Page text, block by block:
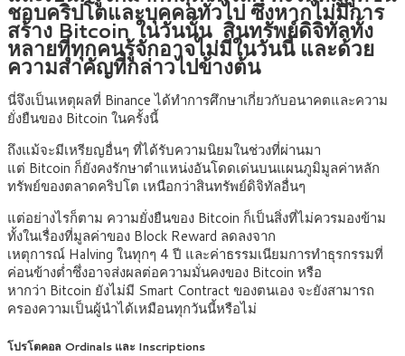
ชอบคริปโตและบุคคลทั่วไป ซึ่งหากไม่มีการ
สร้าง Bitcoin ในวันนั้น สินทรัพย์ดิจิทัลทั้ง
หลายที่ทุกคนรู้จักอาจไม่มีในวันนี้ และด้วย
ความสำคัญที่กล่าวไปข้างต้น
นี่จึงเป็นเหตุผลที่ Binance ได้ทำการศึกษาเกี่ยวกับอนาคตและความ
ยั่งยืนของ Bitcoin ในครั้งนี้
ถึงแม้จะมีเหรียญอื่นๆ ที่ได้รับความนิยมในช่วงที่ผ่านมา
แต่ Bitcoin ก็ยังคงรักษาตำแหน่งอันโดดเด่นบนแผนภูมิมูลค่าหลัก
ทรัพย์ของตลาดคริปโต เหนือกว่าสินทรัพย์ดิจิทัลอื่นๆ
แต่อย่างไรก็ตาม ความยั่งยืนของ Bitcoin ก็เป็นสิ่งที่ไม่ควรมองข้าม
ทั้งในเรื่องที่มูลค่าของ Block Reward ลดลงจาก
เหตุการณ์ Halving ในทุกๆ 4 ปี และค่าธรรมเนียมการทำธุรกรรมที่
ค่อนข้างต่ำซึ่งอาจส่งผลต่อความมั่นคงของ Bitcoin หรือ
หากว่า Bitcoin ยังไม่มี Smart Contract ของตนเอง จะยังสามารถ
ครองความเป็นผู้นำได้เหมือนทุกวันนี้หรือไม่
โปรโตคอล Ordinals และ Inscriptions